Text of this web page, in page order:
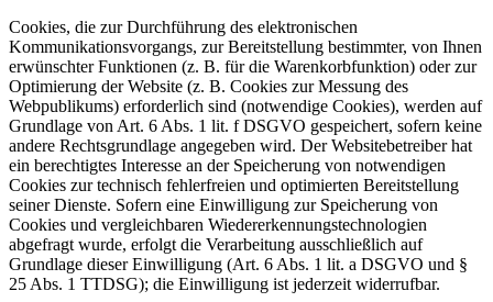
Cookies, die zur Durchführung des elektronischen
Kommunikationsvorgangs, zur Bereitstellung bestimmter, von Ihnen
erwünschter Funktionen (z. B. für die Warenkorbfunktion) oder zur
Optimierung der Website (z. B. Cookies zur Messung des
Webpublikums) erforderlich sind (notwendige Cookies), werden auf
Grundlage von Art. 6 Abs. 1 lit. f DSGVO gespeichert, sofern keine
andere Rechtsgrundlage angegeben wird. Der Websitebetreiber hat
ein berechtigtes Interesse an der Speicherung von notwendigen
Cookies zur technisch fehlerfreien und optimierten Bereitstellung
seiner Dienste. Sofern eine Einwilligung zur Speicherung von
Cookies und vergleichbaren Wiedererkennungstechnologien
abgefragt wurde, erfolgt die Verarbeitung ausschließlich auf
Grundlage dieser Einwilligung (Art. 6 Abs. 1 lit. a DSGVO und §
25 Abs. 1 TTDSG); die Einwilligung ist jederzeit widerrufbar.